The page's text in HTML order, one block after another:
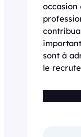
occasion
sont à
le